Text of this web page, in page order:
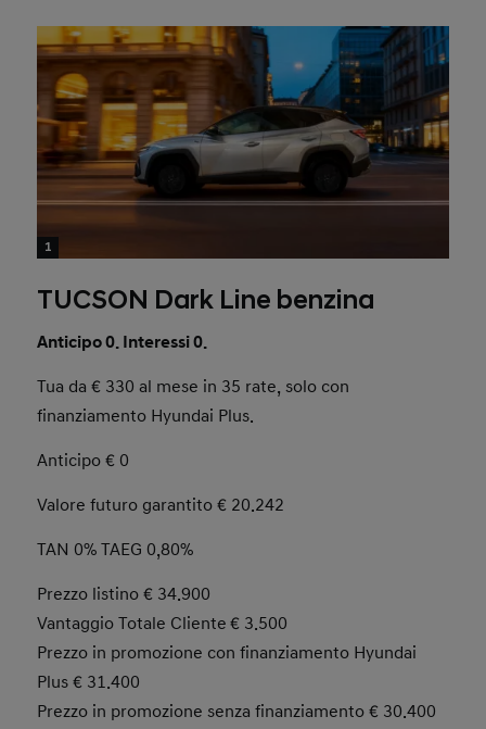
1
TUCSON Dark Line benzina
Anticipo 0. Interessi 0.
Tua da € 330 al mese in 35 rate, solo con
finanziamento Hyundai Plus.
Anticipo € 0
Valore futuro garantito € 20.242
TAN 0% TAEG 0,80%
Prezzo listino € 34.900
Vantaggio Totale Cliente € 3.500
Prezzo in promozione con finanziamento Hyundai
Plus € 31.400
Prezzo in promozione senza finanziamento € 30.400